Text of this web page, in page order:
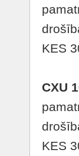
KES
CXU
KES